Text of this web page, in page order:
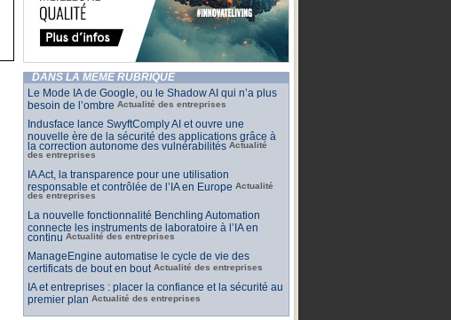
DANS LA MÊME RUBRIQUE
Le Mode IA de Google, ou le Shadow AI qui n’a plus
besoin de l’ombre Actualité des entreprises
Indusface lance SwyftComply AI et ouvre une
nouvelle ère de la sécurité des applications grâce à
la correction autonome des vulnérabilités Actualité
des entreprises
IA Act, la transparence pour une utilisation
responsable et contrôlée de l’IA en Europe Actualité
des entreprises
La nouvelle fonctionnalité Benchling Automation
connecte les instruments de laboratoire à l’IA en
continu Actualité des entreprises
ManageEngine automatise le cycle de vie des
certificats de bout en bout Actualité des entreprises
IA et entreprises : placer la confiance et la sécurité au
premier plan Actualité des entreprises